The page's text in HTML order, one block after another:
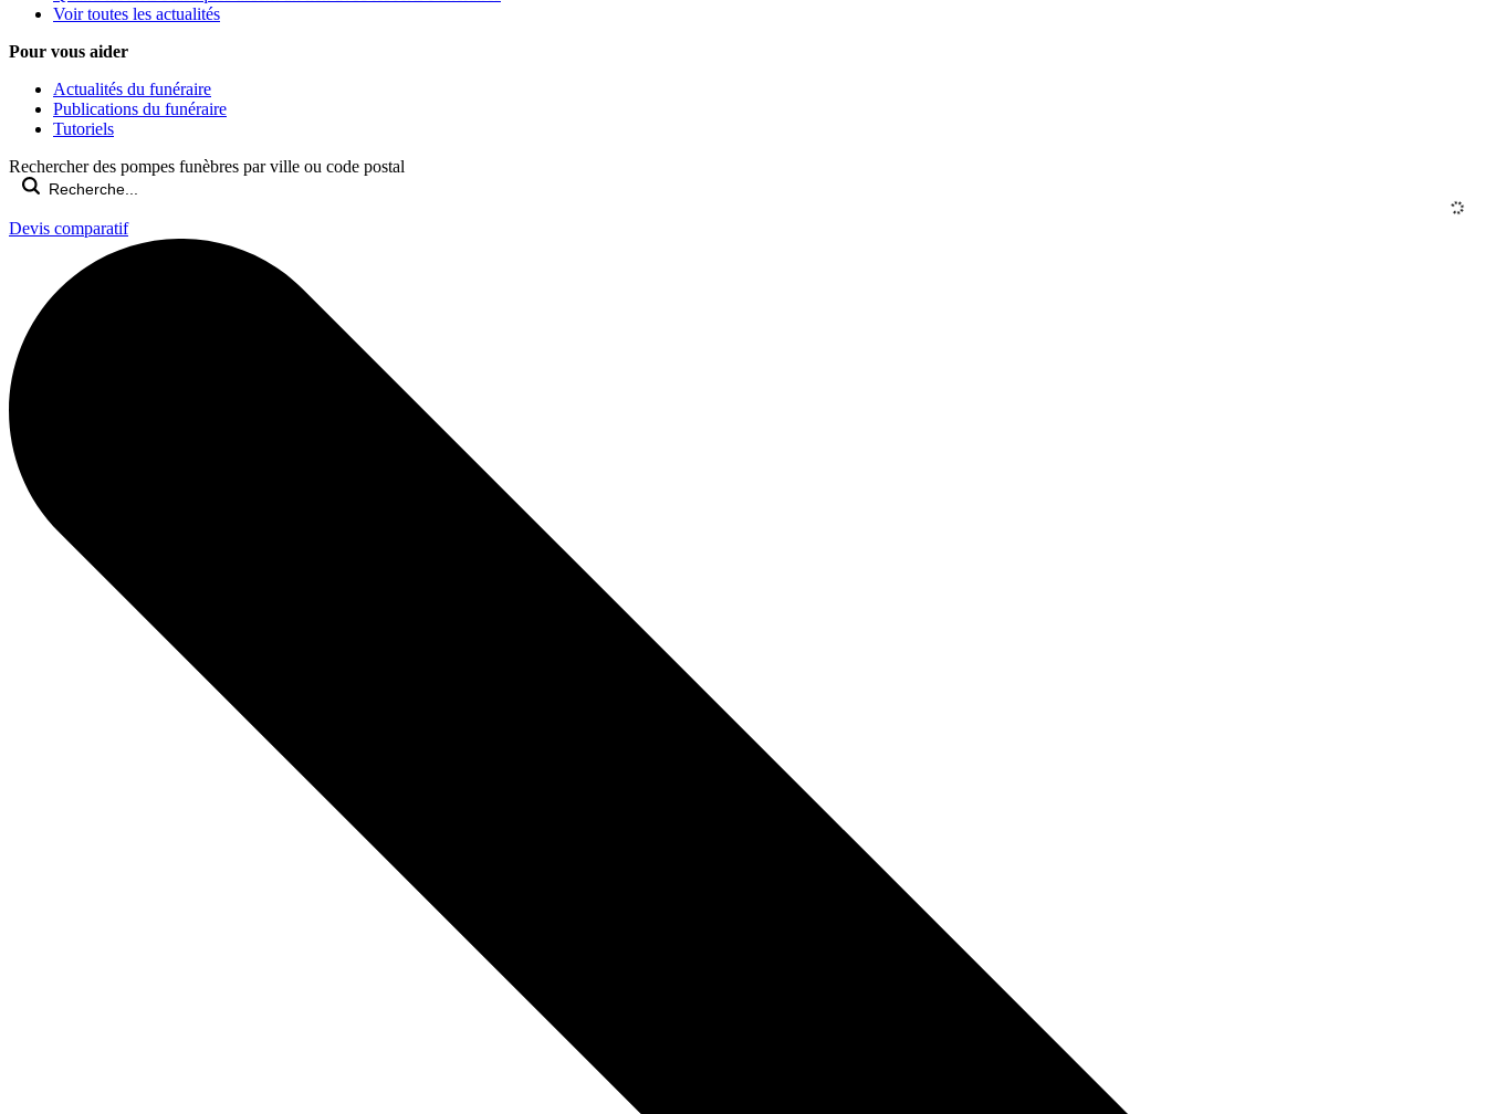
Voir toutes les actualités
Pour vous aider
Actualités du funéraire
Publications du funéraire
Tutoriels
Rechercher des pompes funèbres par ville ou code postal
Devis comparatif